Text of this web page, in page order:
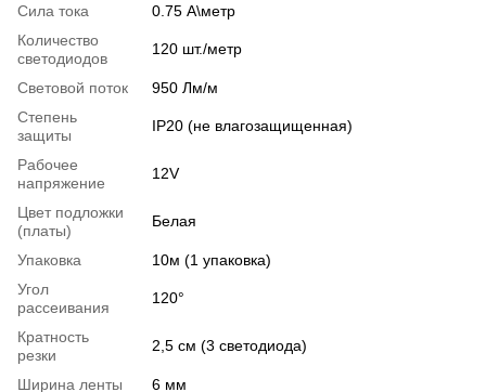
Сила тока
0.75 А\метр
Количество
светодиодов
120 шт./метр
Световой поток
950 Лм/м
Степень
защиты
IP20 (не влагозащищенная)
Рабочее
напряжение
12V
Цвет подложки
(платы)
Белая
Упаковка
10м (1 упаковка)
Угол
рассеивания
120°
Кратность
резки
2,5 см (3 светодиода)
Ширина ленты
6 мм